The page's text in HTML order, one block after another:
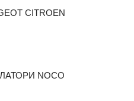
CITROEN
NOCO